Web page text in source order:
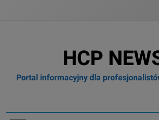
HCP
Portal informacyjny dla